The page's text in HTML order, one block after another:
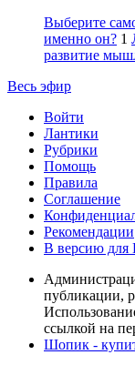
Выберите
именно он? 1
развитие
Весь эфир
Войти
Лантики
Рубрики
Помощь
Правила
Соглашение
Рекомендации
В версию
публикации,
ссылкой на
Шопик -